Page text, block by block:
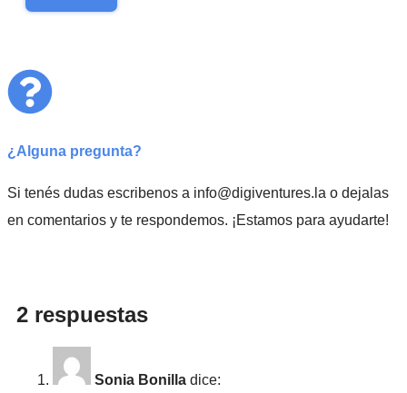
¿Alguna pregunta?
Si tenés dudas escribenos a info@digiventures.la o dejalas
en comentarios y te respondemos. ¡Estamos para ayudarte!
2 respuestas
Sonia Bonilla dice: